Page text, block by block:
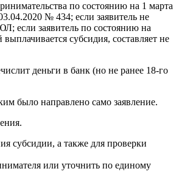
по состоянию на 1 марта
№ 434; если заявитель не
если заявитель по состоянию на
субсидия, составляет не
деньги в банк (но не ранее 18-го
было направлено само заявление.
субсидии, а также для проверки
или уточнить по единому